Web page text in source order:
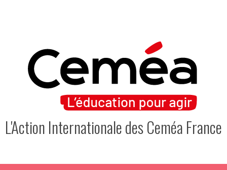
L'Action Internationale des Ceméa France